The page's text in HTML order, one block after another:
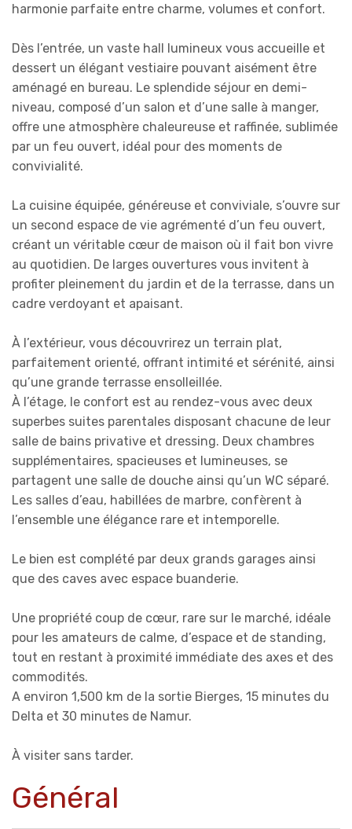
harmonie parfaite entre charme, volumes et confort.
Dès l’entrée, un vaste hall lumineux vous accueille et
dessert un élégant vestiaire pouvant aisément être
aménagé en bureau. Le splendide séjour en demi-
niveau, composé d’un salon et d’une salle à manger,
offre une atmosphère chaleureuse et raffinée, sublimée
par un feu ouvert, idéal pour des moments de
convivialité.
La cuisine équipée, généreuse et conviviale, s’ouvre sur
un second espace de vie agrémenté d’un feu ouvert,
créant un véritable cœur de maison où il fait bon vivre
au quotidien. De larges ouvertures vous invitent à
profiter pleinement du jardin et de la terrasse, dans un
cadre verdoyant et apaisant.
À l’extérieur, vous découvrirez un terrain plat,
parfaitement orienté, offrant intimité et sérénité, ainsi
qu’une grande terrasse ensolleillée.
À l’étage, le confort est au rendez-vous avec deux
superbes suites parentales disposant chacune de leur
salle de bains privative et dressing. Deux chambres
supplémentaires, spacieuses et lumineuses, se
partagent une salle de douche ainsi qu’un WC séparé.
Les salles d’eau, habillées de marbre, confèrent à
l’ensemble une élégance rare et intemporelle.
Le bien est complété par deux grands garages ainsi
que des caves avec espace buanderie.
Une propriété coup de cœur, rare sur le marché, idéale
pour les amateurs de calme, d’espace et de standing,
tout en restant à proximité immédiate des axes et des
commodités.
A environ 1,500 km de la sortie Bierges, 15 minutes du
Delta et 30 minutes de Namur.
À visiter sans tarder.
Général